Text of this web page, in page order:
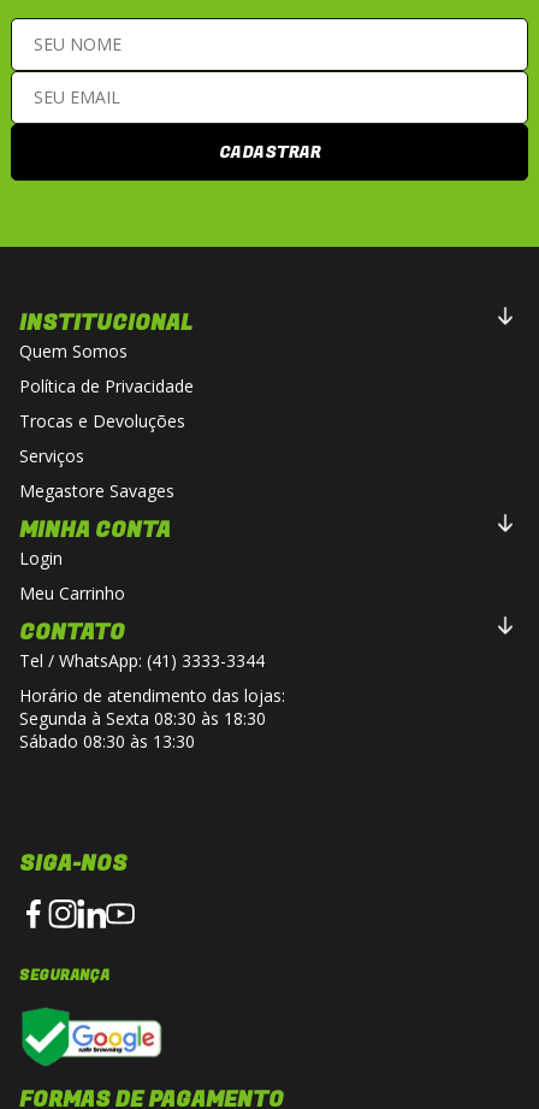
CADASTRAR
INSTITUCIONAL
Quem Somos
Política de Privacidade
Trocas e Devoluções
Serviços
Megastore Savages
MINHA CONTA
Login
Meu Carrinho
CONTATO
Tel / WhatsApp: (41) 3333-3344
Horário de atendimento das lojas:
Segunda à Sexta 08:30 às 18:30
Sábado 08:30 às 13:30
SIGA-NOS
SEGURANÇA
FORMAS DE PAGAMENTO